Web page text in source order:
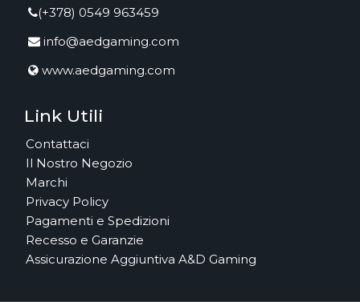
(+378) 0549 963459
info@aedgaming.com
www.aedgaming.com
Link Utili
Contattaci
Il Nostro Negozio
Marchi
Privacy Policy
Pagamenti e Spedizioni
Recesso e Garanzie
Assicurazione Aggiuntiva A&D Gaming